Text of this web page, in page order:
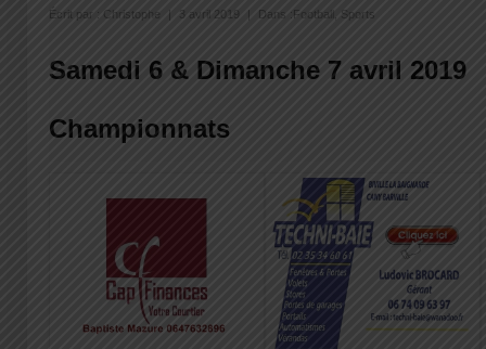
Écrit par : Christophe 3 avril 2019 | Dans : Football Sports
Samedi 6 & Dimanche 7 avril 2019
Championnats